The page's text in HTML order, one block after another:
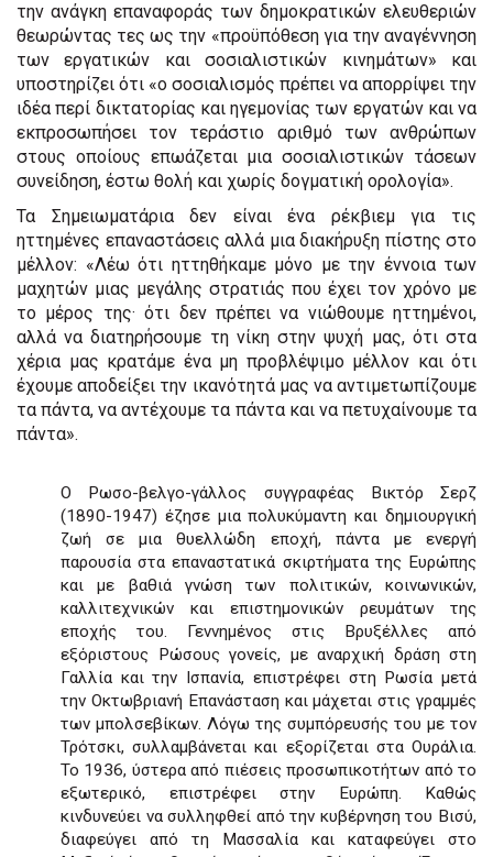
την ανάγκη επαναφοράς των δημοκρατικών ελευθεριών
θεωρώντας τες ως την «προϋπόθεση για την αναγέννηση
των εργατικών και σοσιαλιστικών κινημάτων» και
υποστηρίζει ότι «ο σοσιαλισμός πρέπει να απορρίψει την
ιδέα περί δικτατορίας και ηγεμονίας των εργατών και να
εκπροσωπήσει τον τεράστιο αριθμό των ανθρώπων
στους οποίους επωάζεται μια σοσιαλιστικών τάσεων
συνείδηση, έστω θολή και χωρίς δογματική ορολογία».
Τα Σημειωματάρια δεν είναι ένα ρέκβιεμ για τις
ηττημένες επαναστάσεις αλλά μια διακήρυξη πίστης στο
μέλλον: «Λέω ότι ηττηθήκαμε μόνο με την έννοια των
μαχητών μιας μεγάλης στρατιάς που έχει τον χρόνο με
το μέρος της· ότι δεν πρέπει να νιώθουμε ηττημένοι,
αλλά να διατηρήσουμε τη νίκη στην ψυχή μας, ότι στα
χέρια μας κρατάμε ένα μη προβλέψιμο μέλλον και ότι
έχουμε αποδείξει την ικανότητά μας να αντιμετωπίζουμε
τα πάντα, να αντέχουμε τα πάντα και να πετυχαίνουμε τα
πάντα».
Ο Ρωσο-βελγο-γάλλος συγγραφέας Βικτόρ Σερζ
(1890-1947) έζησε μια πολυκύμαντη και δημιουργική
ζωή σε μια θυελλώδη εποχή, πάντα με ενεργή
παρουσία στα επαναστατικά σκιρτήματα της Ευρώπης
και με βαθιά γνώση των πολιτικών, κοινωνικών,
καλλιτεχνικών και επιστημονικών ρευμάτων της
εποχής του. Γεννημένος στις Βρυξέλλες από
εξόριστους Ρώσους γονείς, με αναρχική δράση στη
Γαλλία και την Ισπανία, επιστρέφει στη Ρωσία μετά
την Οκτωβριανή Επανάσταση και μάχεται στις γραμμές
των μπολσεβίκων. Λόγω της συμπόρευσής του με τον
Τρότσκι, συλλαμβάνεται και εξορίζεται στα Ουράλια.
Το 1936, ύστερα από πιέσεις προσωπικοτήτων από το
εξωτερικό, επιστρέφει στην Ευρώπη. Καθώς
κινδυνεύει να συλληφθεί από την κυβέρνηση του Βισύ,
διαφεύγει από τη Μασσαλία και καταφεύγει στο